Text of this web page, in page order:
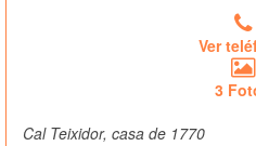
Ver
3
Cal Teixidor, casa de 1770